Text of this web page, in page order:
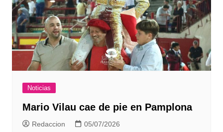
Noticias
Mario Vilau cae de pie en Pamplona
Redaccion 05/07/2026